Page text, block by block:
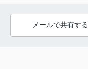
メールで共有する